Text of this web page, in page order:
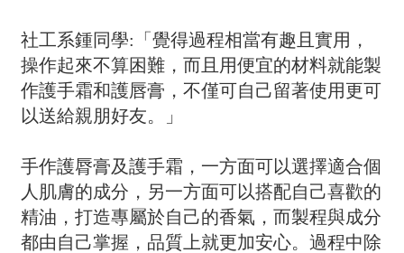
社工系鍾同學:「覺得過程相當有趣且實用，
操作起來不算困難，而且用便宜的材料就能製
作護手霜和護唇膏，不僅可自己留著使用更可
以送給親朋好友。」
手作護脣膏及護手霜，一方面可以選擇適合個
人肌膚的成分，另一方面可以搭配自己喜歡的
精油，打造專屬於自己的香氣，而製程與成分
都由自己掌握，品質上就更加安心。過程中除